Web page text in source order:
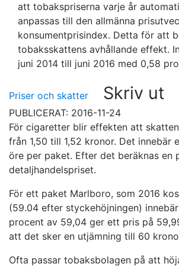
att tobakspriserna varje år
anpassas till den allmänna
konsumentprisindex. Detta för att
tobaksskattens avhållande effekt.
juni 2014 till juni 2016 med 0,58
Priser och skatter Skriv ut
PUBLICERAT: 2016-11-24
För cigaretter blir effekten att
från 1,50 till 1,52 kronor. Det innebär
öre per paket. Efter det beräknas en
detaljhandelspriset.
För ett paket Marlboro, som 2016
(59.04 efter styckehöjningen)
procent av 59,04 ger ett pris på
att det sker en utjämning till 60
Ofta passar tobaksbolagen på att